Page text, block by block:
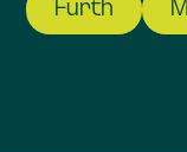
Furth